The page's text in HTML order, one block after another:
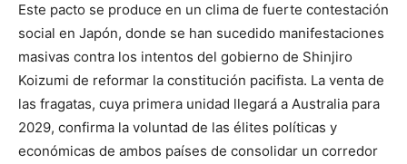
Este pacto se produce en un clima de fuerte contestación
social en Japón, donde se han sucedido manifestaciones
masivas contra los intentos del gobierno de Shinjiro
Koizumi de reformar la constitución pacifista. La venta de
las fragatas, cuya primera unidad llegará a Australia para
2029, confirma la voluntad de las élites políticas y
económicas de ambos países de consolidar un corredor